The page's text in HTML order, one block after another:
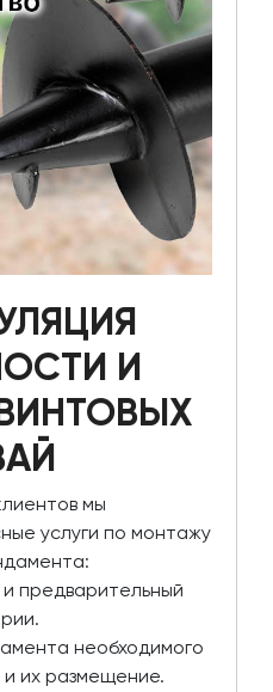
И
мы
услуги по монтажу
предварительный
необходимого
и их размещение.